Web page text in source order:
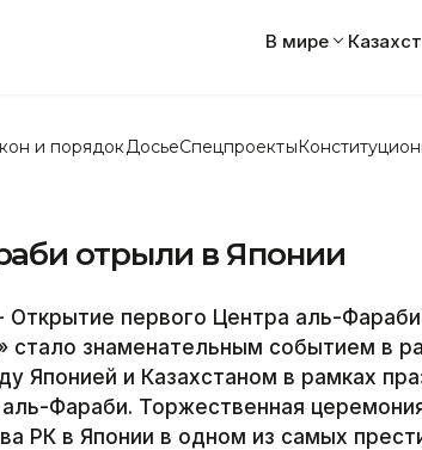
В мире
и порядок ДосьеСпецпроекты
отрыли в Японии
первого Центра аль-Фараби
стало знаменательным событием в
Японией и Казахстаном в рамках
Фараби. Торжественная
РК в Японии в одном из самых